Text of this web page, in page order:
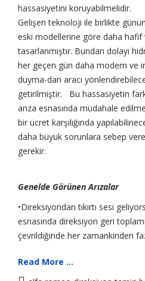
hassasiyetini koruyabilmelidir.
Gelişen teknoloji ile birlikte
eski modellerine göre daha
tasarlanmıştır. Bundan dolayı
her geçen gün daha modern ve
duyma-dan aracı
getirilmiştir. Bu hassasiyetin
arıza esnasında müdahale
bir ücret karşılığında
daha büyük sorunlara sebep
gerekir.
Genelde Görünen Arızalar
•Direksiyondan tıkırtı sesi
esnasında direksiyon geri
çevrildiğinde her zamankinden
Read More ...